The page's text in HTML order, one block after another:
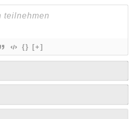
{} [+]